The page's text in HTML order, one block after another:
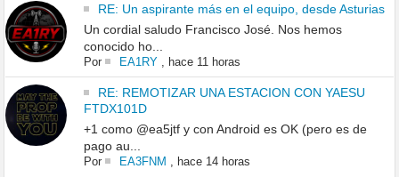
RE: Un aspirante más en el equipo, desde Asturias
Un cordial saludo Francisco José. Nos hemos
conocido ho...
Por EA1RY, hace 11 horas
RE: REMOTIZAR UNA ESTACION CON YAESU
FTDX101D
+1 como @ea5jtf y con Android es OK (pero es de
pago au...
Por EA3FNM , hace 14 horas